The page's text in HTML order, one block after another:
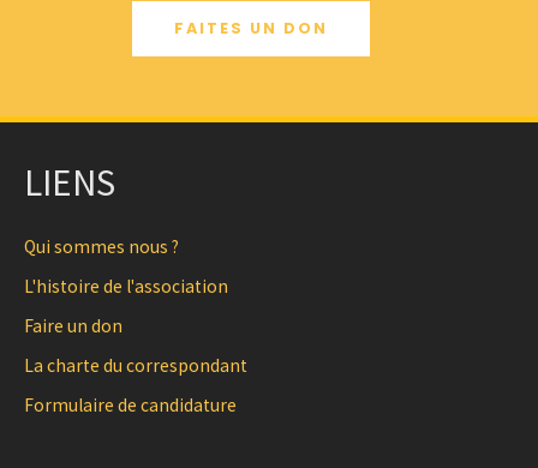
FAITES UN DON
LIENS
Qui sommes nous ?
L'histoire de l'association
Faire un don
La charte du correspondant
Formulaire de candidature